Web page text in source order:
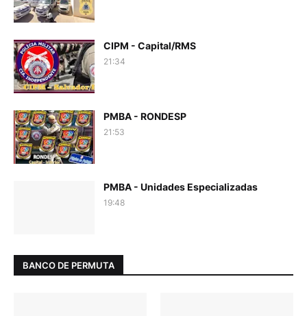
CIPM - Capital/RMS
21:34
PMBA - RONDESP
21:53
PMBA - Unidades Especializadas
19:48
BANCO DE PERMUTA